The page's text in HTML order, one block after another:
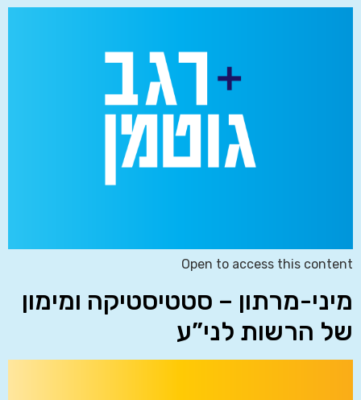
Open to access this content
מיני-מרתון – סטטיסטיקה ומימון
של הרשות לני”ע